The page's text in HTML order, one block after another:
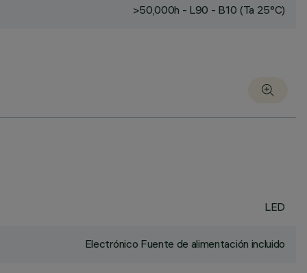
>50,000h - L90 - B10 (Ta 25°C)
LED
Electrónico Fuente de alimentación incluido